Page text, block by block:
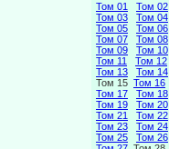
Том 01
Том 02
Том 03
Том 04
Том 05
Том 06
Том 07
Том 08
Том 09
Том 10
Том 11
Том 12
Том 13
Том 14
Том 15 Том 16
Том 17
Том 18
Том 19
Том 20
Том 21
Том 22
Том 23
Том 24
Том 25
Том 26